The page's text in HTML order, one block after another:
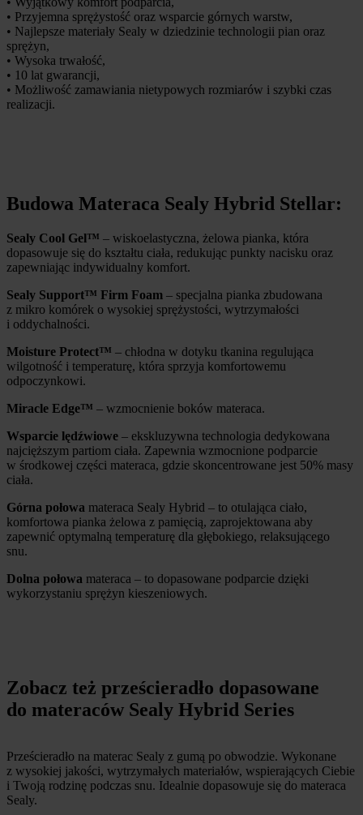
• Przyjemna sprężystość oraz wsparcie górnych warstw,
• Najlepsze materiały Sealy w dziedzinie technologii pian oraz
sprężyn,
• Wysoka trwałość,
• 10 lat gwarancji,
• Możliwość zamawiania nietypowych rozmiarów i szybki czas
realizacji.
Budowa Materaca Sealy Hybrid Stellar:
Sealy Cool Gel™ – wiskoelastyczna, żelowa pianka, która
dopasowuje się do kształtu ciała, redukując punkty nacisku oraz
zapewniając indywidualny komfort.
Sealy Support™ Firm Foam – specjalna pianka zbudowana
z mikro komórek o wysokiej sprężystości, wytrzymałości
i oddychalności.
Moisture Protect™ – chłodna w dotyku tkanina regulująca
wilgotność i temperaturę, która sprzyja komfortowemu
odpoczynkowi.
Miracle Edge™ – wzmocnienie boków materaca.
Wsparcie lędźwiowe – ekskluzywna technologia dedykowana
najcięższym partiom ciała. Zapewnia wzmocnione podparcie
w środkowej części materaca, gdzie skoncentrowane jest 50% masy
ciała.
Górna połowa materaca Sealy Hybrid – to otulająca ciało,
komfortowa pianka żelowa z pamięcią, zaprojektowana aby
zapewnić optymalną temperaturę dla głębokiego, relaksującego
snu.
Dolna połowa materaca – to dopasowane podparcie dzięki
wykorzystaniu sprężyn kieszeniowych.
Zobacz też prześcieradło dopasowane
do materaców Sealy Hybrid Series
Prześcieradło na materac Sealy z gumą po obwodzie. Wykonane
z wysokiej jakości, wytrzymałych materiałów, wspierających Ciebie
i Twoją rodzinę podczas snu. Idealnie dopasowuje się do materaca
Sealy.